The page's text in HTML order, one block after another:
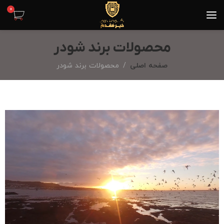
0
محصولات برند شودر
صفحه اصلی محصولات برند شودر